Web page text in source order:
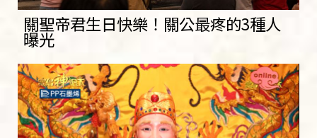
關聖帝君生日快樂！關公最疼的3種人
曝光